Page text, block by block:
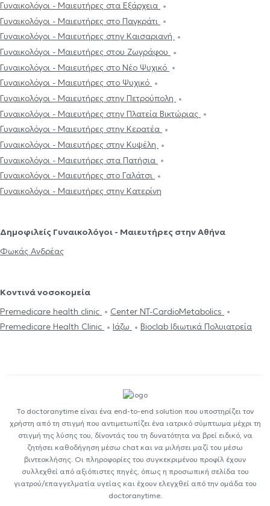
Γυναικολόγοι - Μαιευτήρες στα Εξάρχεια
Γυναικολόγοι - Μαιευτήρες στο Παγκράτι
Γυναικολόγοι - Μαιευτήρες στην Καισαριανή
Γυναικολόγοι - Μαιευτήρες στου Ζωγράφου
Γυναικολόγοι - Μαιευτήρες στο Νέο Ψυχικό
Γυναικολόγοι - Μαιευτήρες στο Ψυχικό
Γυναικολόγοι - Μαιευτήρες στην Πετρούπολη
Γυναικολόγοι - Μαιευτήρες στην Πλατεία Βικτώριας
Γυναικολόγοι - Μαιευτήρες στην Κερατέα
Γυναικολόγοι - Μαιευτήρες στην Κυψέλη
Γυναικολόγοι - Μαιευτήρες στα Πατήσια
Γυναικολόγοι - Μαιευτήρες στο Γαλάτσι
Γυναικολόγοι - Μαιευτήρες στην Κατερίνη
Δημοφιλείς Γυναικολόγοι - Μαιευτήρες στην Αθήνα
Φωκάς Ανδρέας
Κοντινά νοσοκομεία
Premedicare health clinic
Center NT-CardioMetabolics
Premedicare Health Clinic
Ιάζω Bioclab Ιδιωτικά Πολυιατρεία
Το doctoranytime είναι ένα end-to-end solution που υποστηρίζει τον
χρήστη από τη στιγμή που αντιμετωπίζει ένα ιατρικό σύμπτωμα μέχρι τη
στιγμή της λύσης του, δίνοντάς του τη δυνατότητα να βρεί ειδικό, να
ζητήσει καθοδήγηση μέσω chat και να μιλήσει μαζί του μέσω
βιντεοκλήσης. Οι πληροφορίες του συγκεκριμένου προφίλ έχουν
συλλεχθεί από αξιόπιστες πηγές, όπως η προσωπική σελίδα του
γιατρού/επαγγελματία υγείας και έχουν ελεγχθεί από την ομάδα του
doctoranytime.